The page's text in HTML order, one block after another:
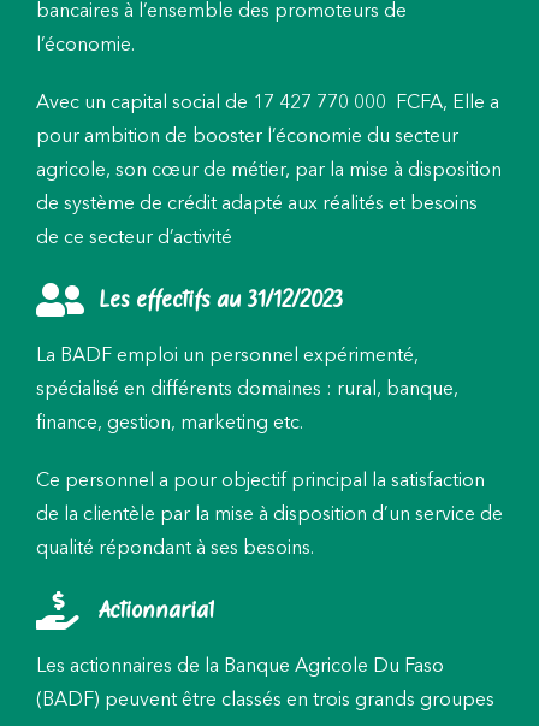
bancaires à l’ensemble des promoteurs de
l’économie.
Avec un capital social de 17 427 770 000 FCFA, Elle a
pour ambition de booster l’économie du secteur
agricole, son cœur de métier, par la mise à disposition
de système de crédit adapté aux réalités et besoins
de ce secteur d’activité
Les effectifs au 31/12/2023
La BADF emploi un personnel expérimenté,
spécialisé en différents domaines : rural, banque,
finance, gestion, marketing etc.
Ce personnel a pour objectif principal la satisfaction
de la clientèle par la mise à disposition d’un service de
qualité répondant à ses besoins.
Actionnariat
Les actionnaires de la Banque Agricole Du Faso
(BADF) peuvent être classés en trois grands groupes